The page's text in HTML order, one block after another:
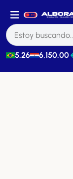
5.26 6,150.00